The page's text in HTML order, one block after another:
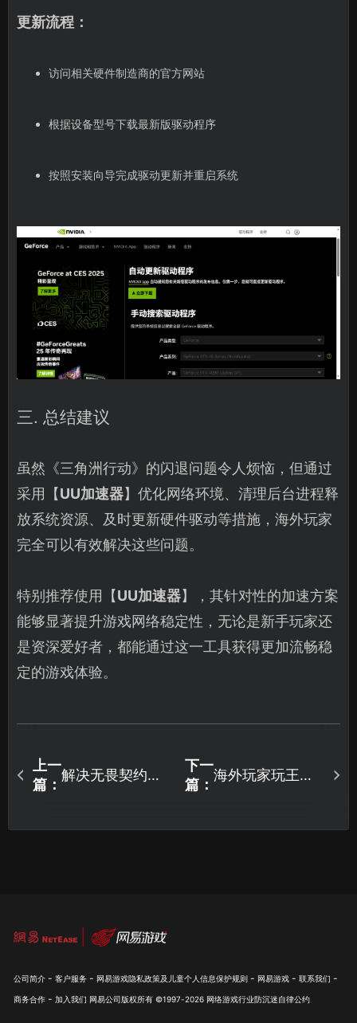
更新流程：
访问相关硬件制造商的官方网站
根据设备型号下载最新版驱动程序
按照安装向导完成驱动更新并重启系统
三. 总结建议
虽然《三角洲行动》的闪退问题令人烦恼，但通过
采用【UU加速器】优化网络环境、清理后台进程释
放系统资源、及时更新硬件驱动等措施，海外玩家
完全可以有效解决这些问题。
特别推荐使用【UU加速器】，其针对性的加速方案
能够显著提升游戏网络稳定性，无论是新手玩家还
是资深爱好者，都能通过这一工具获得更加流畅稳
定的游戏体验。
上一
篇：
解决无畏契约掉
下一
篇：
海外玩家玩王者
方案！
公司简介 - 客户服务 - 网易游戏隐私政策及儿童个人信息保护规则 - 网易游戏 - 联系我们 -
商务合作 - 加入我们 网易公司版权所有 ©1997-2026 网络游戏行业防沉迷自律公约